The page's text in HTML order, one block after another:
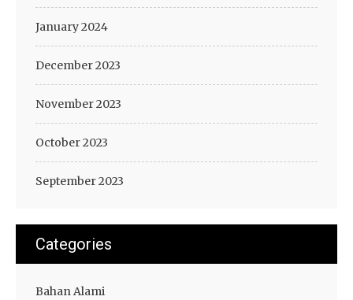
January 2024
December 2023
November 2023
October 2023
September 2023
Categories
Bahan Alami